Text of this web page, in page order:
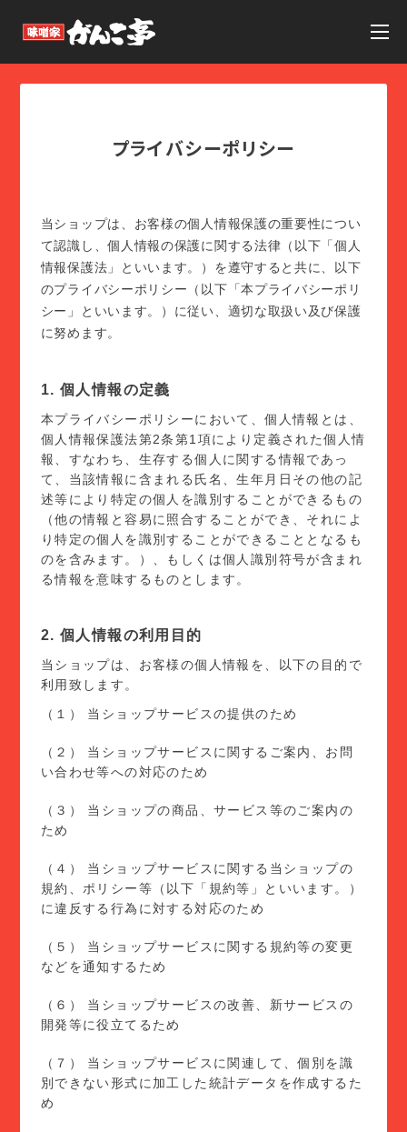
プライバシーポリシー
当ショップは、お客様の個人情報保護の重要性につい
て認識し、個人情報の保護に関する法律（以下「個人
情報保護法」といいます。）を遵守すると共に、以下
のプライバシーポリシー（以下「本プライバシーポリ
シー」といいます。）に従い、適切な取扱い及び保護
に努めます。
1. 個人情報の定義
本プライバシーポリシーにおいて、個人情報とは、
個人情報保護法第2条第1項により定義された個人情
報、すなわち、生存する個人に関する情報であっ
て、当該情報に含まれる氏名、生年月日その他の記
述等により特定の個人を識別することができるもの
（他の情報と容易に照合することができ、それによ
り特定の個人を識別することができることとなるも
のを含みます。）、もしくは個人識別符号が含まれ
る情報を意味するものとします。
2. 個人情報の利用目的
当ショップは、お客様の個人情報を、以下の目的で
利用致します。
（１） 当ショップサービスの提供のため
（２） 当ショップサービスに関するご案内、お問
い合わせ等への対応のため
（３） 当ショップの商品、サービス等のご案内の
ため
（４） 当ショップサービスに関する当ショップの
規約、ポリシー等（以下「規約等」といいます。）
に違反する行為に対する対応のため
（５） 当ショップサービスに関する規約等の変更
などを通知するため
（６） 当ショップサービスの改善、新サービスの
開発等に役立てるため
（７） 当ショップサービスに関連して、個別を識
別できない形式に加工した統計データを作成するた
め